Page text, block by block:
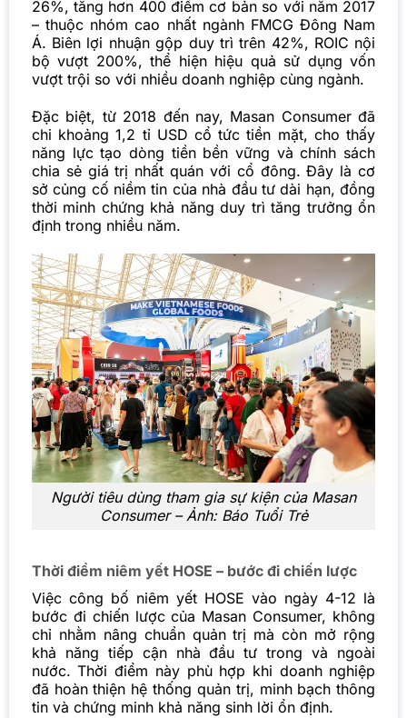
26%, tăng hơn 400 điểm cơ bản so với năm 2017
– thuộc nhóm cao nhất ngành FMCG Đông Nam
Á. Biên lợi nhuận gộp duy trì trên 42%, ROIC nội
bộ vượt 200%, thể hiện hiệu quả sử dụng vốn
vượt trội so với nhiều doanh nghiệp cùng ngành.
Đặc biệt, từ 2018 đến nay, Masan Consumer đã
chi khoảng 1,2 tỉ USD cổ tức tiền mặt, cho thấy
năng lực tạo dòng tiền bền vững và chính sách
chia sẻ giá trị nhất quán với cổ đông. Đây là cơ
sở củng cố niềm tin của nhà đầu tư dài hạn, đồng
thời minh chứng khả năng duy trì tăng trưởng ổn
định trong nhiều năm.
Người tiêu dùng tham gia sự kiện của Masan
Consumer – Ảnh: Báo Tuổi Trẻ
Thời điểm niêm yết HOSE – bước đi chiến lược
Việc công bố niêm yết HOSE vào ngày 4-12 là
bước đi chiến lược của Masan Consumer, không
chỉ nhằm nâng chuẩn quản trị mà còn mở rộng
khả năng tiếp cận nhà đầu tư trong và ngoài
nước. Thời điểm này phù hợp khi doanh nghiệp
đã hoàn thiện hệ thống quản trị, minh bạch thông
tin và chứng minh khả năng sinh lời ổn định.